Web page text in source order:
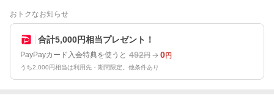
おトクなお知らせ
合計5,000円相当プレゼント！
PayPayカード入会特典を使うと 492円 0円
うち2,000円相当は利用先・期間限定。他条件あり